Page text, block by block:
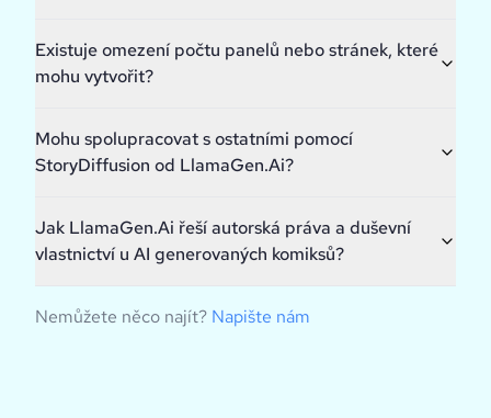
Existuje omezení počtu panelů nebo stránek, které
mohu vytvořit?
Mohu spolupracovat s ostatními pomocí
StoryDiffusion od LlamaGen.Ai?
Jak LlamaGen.Ai řeší autorská práva a duševní
vlastnictví u AI generovaných komiksů?
Nemůžete něco najít? Napište nám